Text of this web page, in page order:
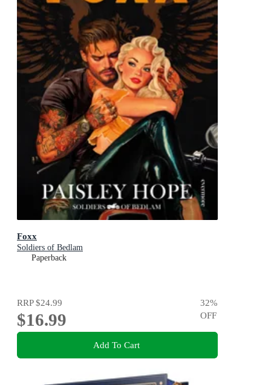
Foxx
Soldiers of Bedlam
Paperback
RRP$24.99
$16.99
32%
OFF
Add To Cart